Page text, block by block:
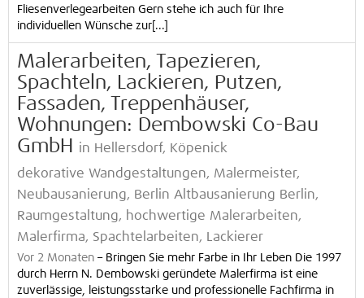
Fliesenverlegearbeiten Gern stehe ich auch für Ihre
individuellen Wünsche zur[...]
Malerarbeiten, Tapezieren,
Spachteln, Lackieren, Putzen,
Fassaden, Treppenhäuser,
Wohnungen: Dembowski Co-Bau
GmbH
in Hellersdorf, Köpenick
dekorative Wandgestaltungen, Malermeister,
Neubausanierung, Berlin Altbausanierung Berlin,
Raumgestaltung, hochwertige Malerarbeiten,
Malerfirma, Spachtelarbeiten, Lackierer
Vor 2 Monaten – Bringen Sie mehr Farbe in Ihr Leben Die 1997
durch Herrn N. Dembowski geründete Malerfirma ist eine
zuverlässige, leistungsstarke und professionelle Fachfirma in